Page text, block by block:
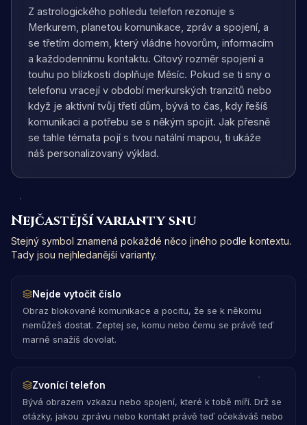
Z astrologického pohledu telefon rezonuje s
Merkurem, planetou komunikace, zpráv a spojení, a
se třetím domem, který vládne hovorům, informacím
a každodennímu kontaktu. Citový rozměr spojení a
touhu po blízkosti doplňuje Měsíc. Pokud se ti sny o
telefonu vracejí v období merkurských tranzitů nebo
když je aktivní tvůj třetí dům, bývá to čas, kdy řešíš
komunikaci a potřebu se s někým spojit. Jak přesně
se tahle témata pojí s tvou natální mapou, ti ukáže
náš personalizovaný výklad.
Nejčastější varianty snu
Stejný symbol znamená pokaždé něco jiného podle kontextu.
Tady jsou nejhledanější varianty.
Nejde vytočit číslo
Obraz blokované komunikace a pocitu, že se k někomu
nemůžeš dostat. Zeptej se, komu nebo čemu se právě teď
marně snažíš dovolat.
Zvonící telefon
Bývá obrazem vzkazu nebo spojení, které k tobě míří. Drž se
otázky, jakou zprávu nebo kontakt právě teď očekáváš nebo